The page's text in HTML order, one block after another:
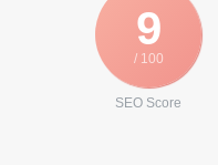
9
/ 100
SEO Score